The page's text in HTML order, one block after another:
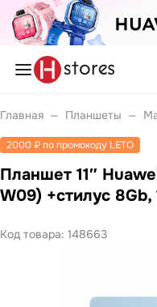
Каталог
Pura
Watch
Watch GT
Watch
Watch Kids
Band 11
MateBook
Главная — Планшеты —
2000 ₽ по промокоду LETO
Планшет 11″
W09) +стилус 8Gb,
Код товара: 148663
Войти или
зарегистрироваться
Каталог